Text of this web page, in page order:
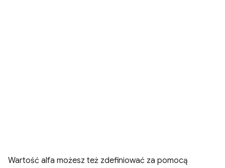
Wartość alfa możesz też zdefiniować za pomocą